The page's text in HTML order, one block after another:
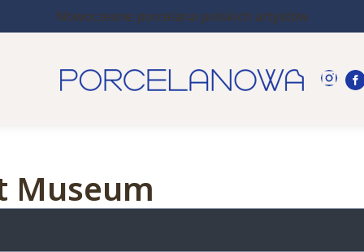
Nowoczesne porcelana polskich artystów
Museum